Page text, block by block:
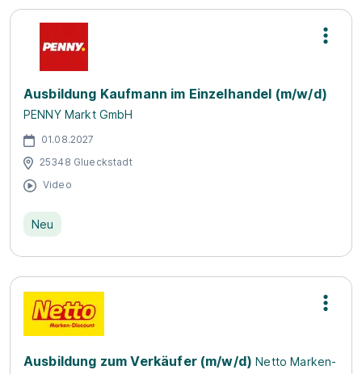
Ausbildung Kaufmann im Einzelhandel (m/w/d)
PENNY Markt GmbH
01.08.2027
25348 Glueckstadt
Video
Neu
Ausbildung zum Verkäufer (m/w/d) Netto Marken-